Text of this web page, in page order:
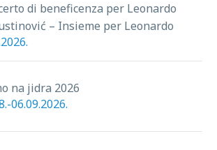
di beneficenza per Leonardo
– Insieme per Leonardo
na jidra 2026
06.09.2026.